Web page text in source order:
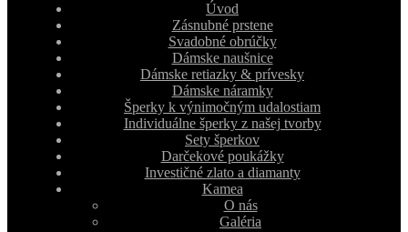
Úvod
Zásnubné prstene
Svadobné obrúčky
Dámske naušnice
Dámske retiazky & prívesky
Dámske náramky
Šperky k výnimočným udalostiam
Individuálne šperky z našej tvorby
Sety šperkov
Darčekové poukážky
Investičné zlato a diamanty
Kamea
O nás
Galéria